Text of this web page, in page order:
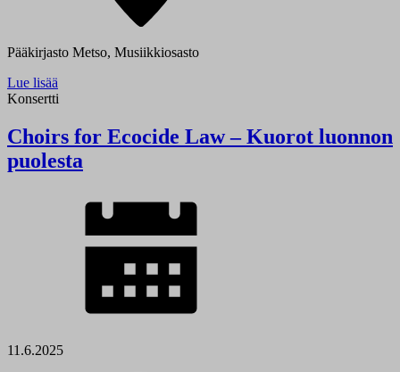
Pääkirjasto Metso, Musiikkiosasto
Lue lisää
Konsertti
Choirs for Ecocide Law – Kuorot luonnon
puolesta
11.6.2025